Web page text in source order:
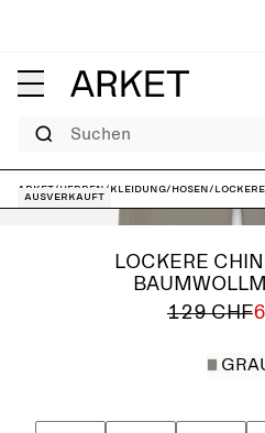
Suchen
ARKET/Herren /Kleidung/Hosen/
Ausverkauft
LOCKERE
129 CHF